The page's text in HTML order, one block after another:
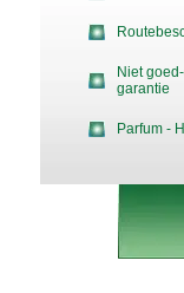
Niet
garantie
Parfum -